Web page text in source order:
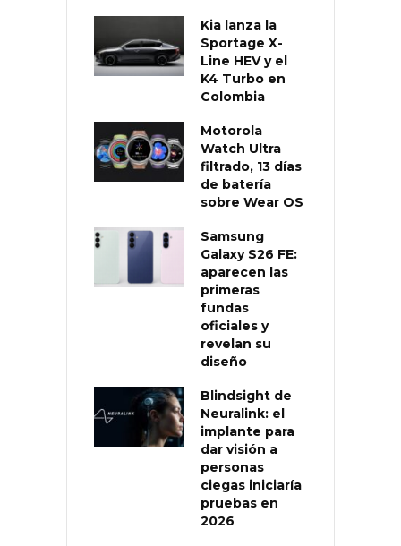
Kia lanza la
Sportage X-
Line HEV y el
K4 Turbo en
Colombia
Motorola
Watch Ultra
filtrado, 13 días
de batería
sobre Wear OS
Samsung
Galaxy S26 FE:
aparecen las
primeras
fundas
oficiales y
revelan su
diseño
Blindsight de
Neuralink: el
implante para
dar visión a
personas
ciegas iniciaría
pruebas en
2026